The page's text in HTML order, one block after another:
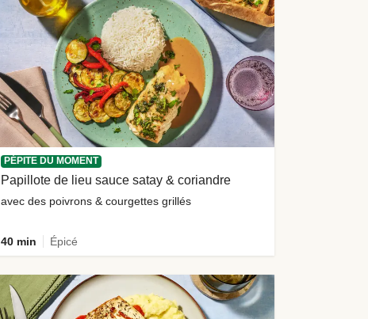
PÉPITE DU MOMENT
Papillote de lieu sauce satay & coriandre
avec des poivrons & courgettes grillés
40 min Épicé